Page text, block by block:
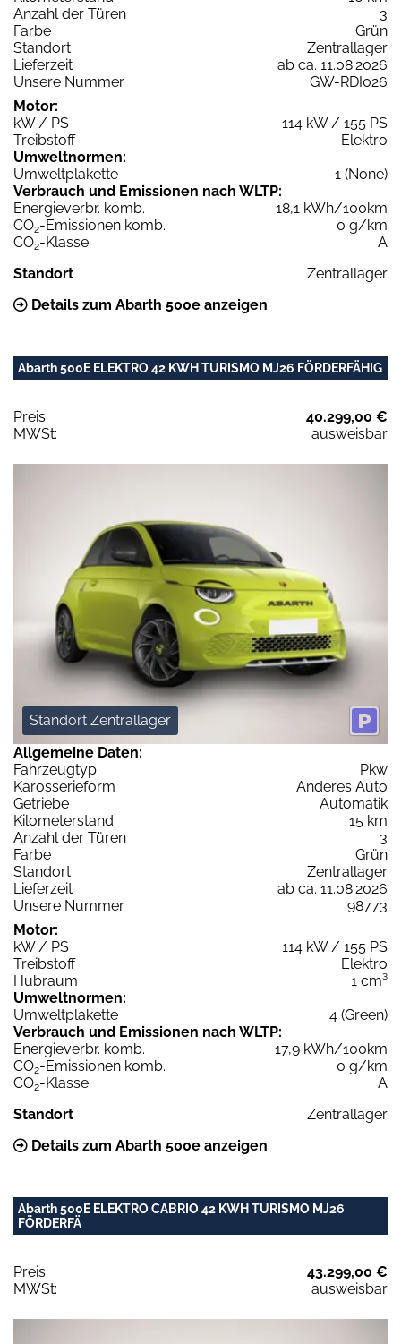
Anzahl der Türen
3
Farbe
Grün
Standort
Zentrallager
Lieferzeit
ab ca. 11.08.2026
Unsere Nummer
GW-RDI026
Motor:
kW / PS
114 kW / 155 PS
Treibstoff
Elektro
Umweltnormen:
Umweltplakette
1 (None)
Verbrauch und Emissionen nach WLTP:
Energieverbr. komb.
18,1 kWh/100km
CO2-Emissionen komb.
0 g/km
CO2-Klasse
A
Standort
Zentrallager
Details zum Abarth 500e anzeigen
Abarth 500E ELEKTRO 42 KWH TURISMO MJ26 FÖRDERFÄHIG
Preis:
40.299,00 €
MWSt:
ausweisbar
Standort Zentrallager
Allgemeine Daten:
Fahrzeugtyp
Pkw
Karosserieform
Anderes Auto
Getriebe
Automatik
Kilometerstand
15 km
Anzahl der Türen
3
Farbe
Grün
Standort
Zentrallager
Lieferzeit
ab ca. 11.08.2026
Unsere Nummer
98773
Motor:
kW / PS
114 kW / 155 PS
Treibstoff
Elektro
Hubraum
1 cm³
Umweltnormen:
Umweltplakette
4 (Green)
Verbrauch und Emissionen nach WLTP:
Energieverbr. komb.
17,9 kWh/100km
CO2-Emissionen komb.
0 g/km
CO2-Klasse
A
Standort
Zentrallager
Details zum Abarth 500e anzeigen
Abarth 500E ELEKTRO CABRIO 42 KWH TURISMO MJ26
FÖRDERFÄ
Preis:
43.299,00 €
MWSt:
ausweisbar